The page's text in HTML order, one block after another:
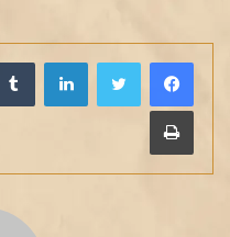
لينكدإن
طباعة